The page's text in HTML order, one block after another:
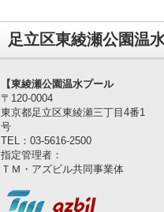
足立区東綾瀬公園温
【東綾瀬公園温水プール
〒120-0004
東京都足立区東綾瀬三丁目4番1
号
TEL：03-5616-2500
指定管理者：
ＴＭ・アズビル共同事業体